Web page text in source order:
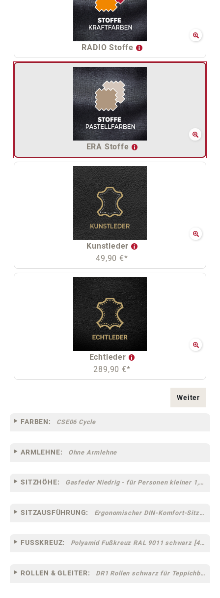
RADIO Stoffe
ERA Stoffe
Kunstleder
49,90 €*
Echtleder
289,90 €*
Weiter
FARBEN: CSE06 Cycle
ARMLEHNE: Ohne Armlehne
SITZHÖHE: Gasfeder Niedrig - für Personen kleiner 1,60 m
SITZAUSFÜHRUNG: Ergonomischer DIN-Komfort-Sitz [75]
FUSSKREUZ: Polyamid Fußkreuz RAL 9011 schwarz [44]
ROLLEN & GLEITER: DR1 Rollen schwarz für Teppichböden [10]